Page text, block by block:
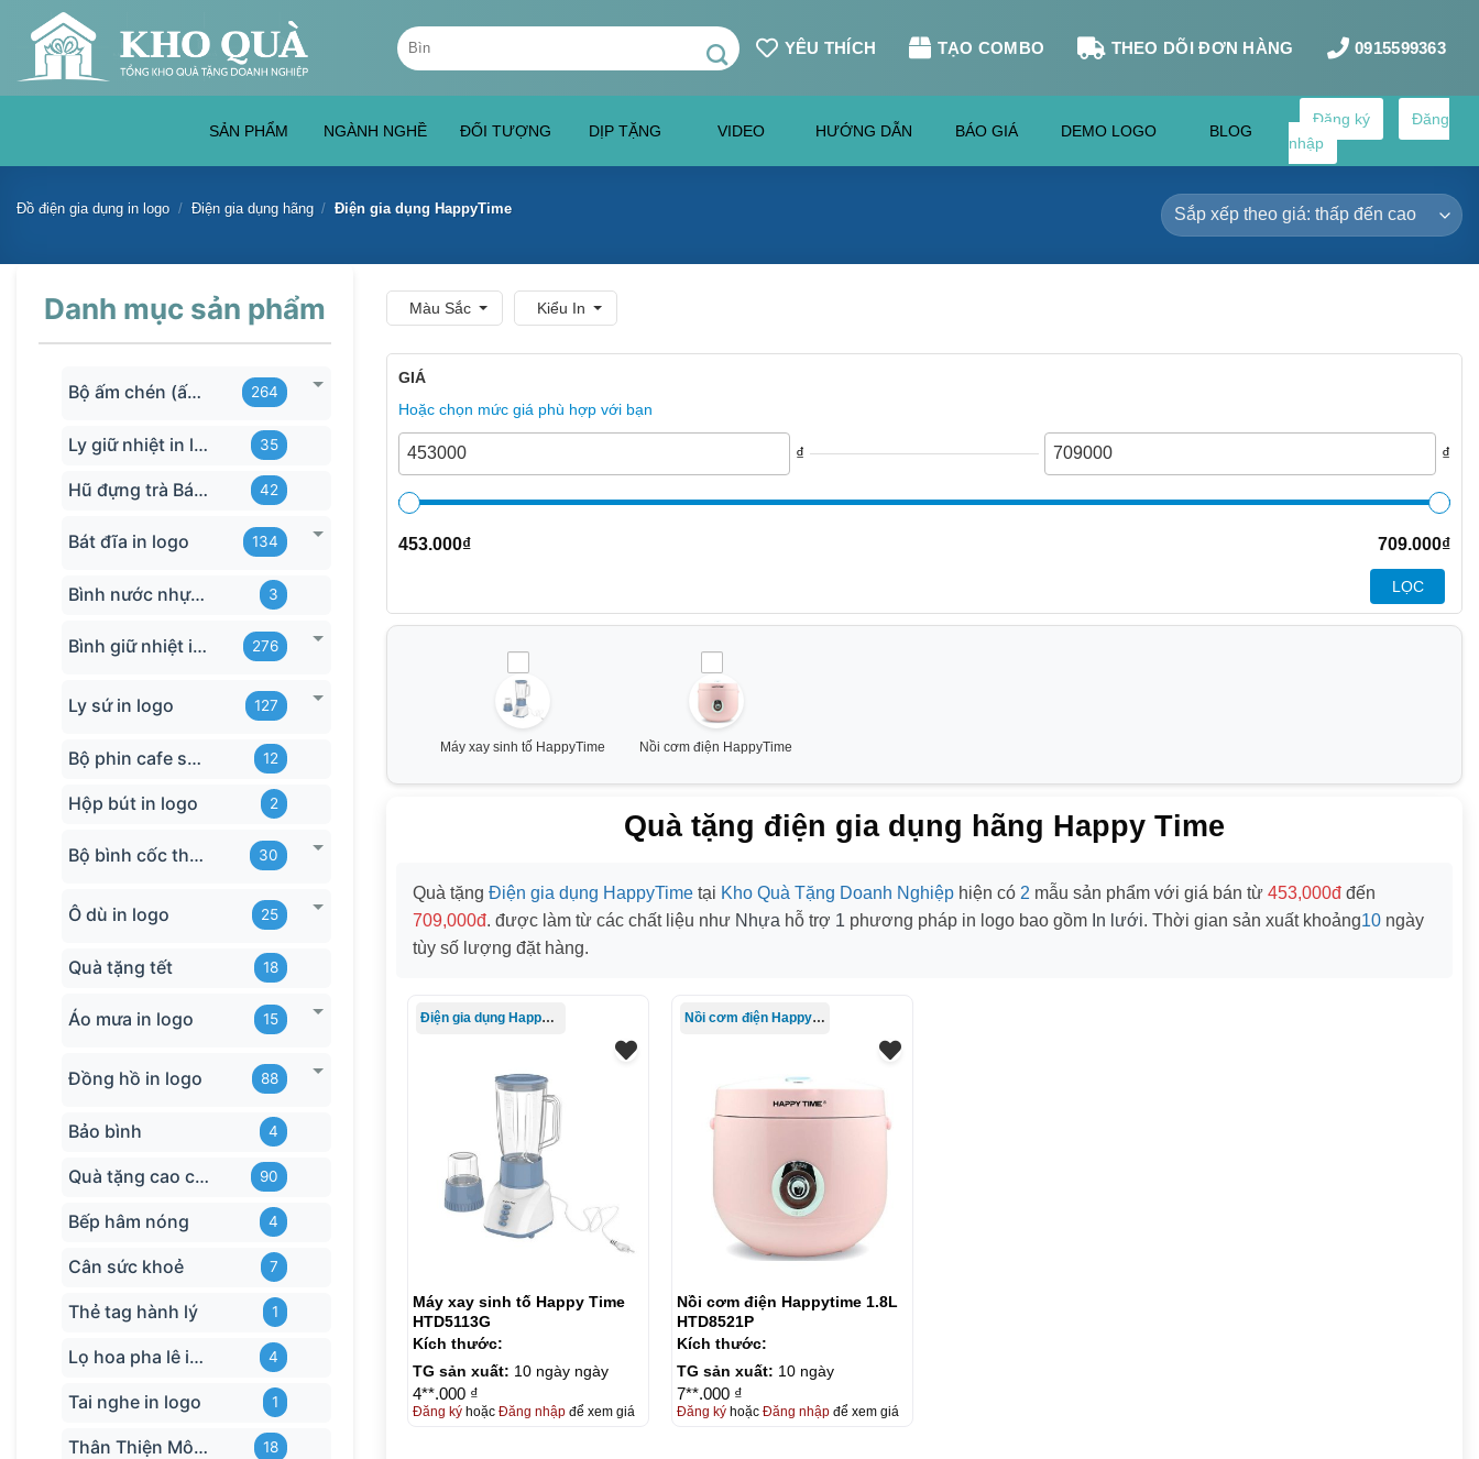
content
Tìm
kiếm:
YÊU THÍCH TẠO COMBO THEO DÕI ĐƠN HÀNG 0915599363
SẢN PHẨM NGÀNH NGHỀ ĐỐI TƯỢNG DỊP TẶNG VIDEO HƯỚNG DẪN BÁO GIÁ DEMO LOGO BLOG
Đăng ký
Đăng
nhập
Đồ điện gia dụng in logo / Điện gia dụng hãng / Điện gia dụng HappyTime
Danh mục sản phẩm
Bộ ấm chén (ấm trà) in logo 264
Ly giữ nhiệt in logo 35
Hũ đựng trà Bát Tràng 42
Bát đĩa in logo 134
Bình nước nhựa TQ 3
Bình giữ nhiệt in logo 276
Ly sứ in logo 127
Bộ phin cafe sứ Bát Tràng 12
Hộp bút in logo 2
Bộ bình cốc thủy tinh 30
Ô dù in logo 25
Quà tặng tết 18
Áo mưa in logo 15
Đồng hồ in logo 88
Bảo bình 4
Quà tặng cao cấp 90
Bếp hâm nóng 4
Cân sức khoẻ 7
Thẻ tag hành lý 1
Lọ hoa pha lê in logo 4
Tai nghe in logo 1
Thân Thiện Môi trường 18
Màu Sắc Kiểu In
GIÁ
Hoặc chọn mức giá phù hợp với bạn
₫ ₫
453.000₫ 709.000₫
LỌC
Máy xay sinh tố HappyTime Nồi cơm điện HappyTime
Quà tặng điện gia dụng hãng Happy Time
Quà tặng Điện gia dụng HappyTime tại Kho Quà Tặng Doanh Nghiệp hiện có 2 mẫu sản phẩm với giá bán từ 453,000đ đến
709,000đ. được làm từ các chất liệu như Nhựa hỗ trợ 1 phương pháp in logo bao gồm In lưới. Thời gian sản xuất khoảng10 ngày
tùy số lượng đặt hàng.
Điện gia dụng HappyTime
Máy xay sinh tố Happy Time
HTD5113G
Kích thước:
TG sản xuất: 10 ngày ngày
4**.000 ₫
Đăng kýhoặc Đăng nhậpđể xem giá
Nồi cơm điện HappyTime
Nồi cơm điện Happytime 1.8L
HTD8521P
Kích thước:
TG sản xuất: 10 ngày
7**.000 ₫
Đăng kýhoặc Đăng nhậpđể xem giá